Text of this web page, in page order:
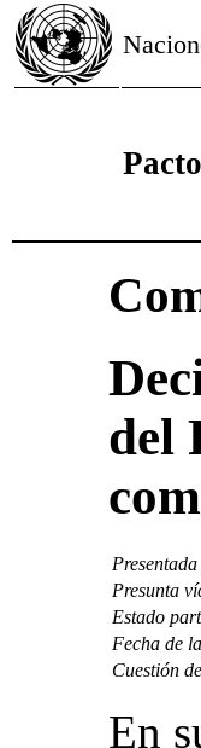
del
Presunta
Estado
Fecha de
Cuestión
En